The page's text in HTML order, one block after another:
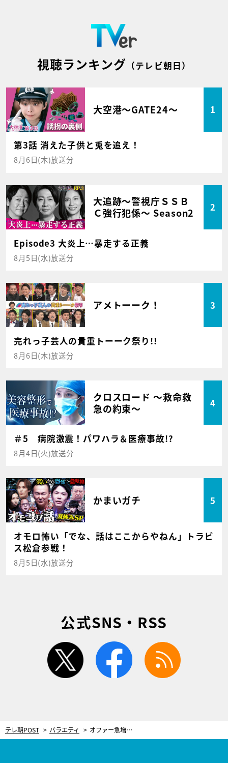
視聴ランキング （テレビ朝日）
大空港～GATE24～ 1
第3話 消えた子供と兎を追え！
8月6日(木)放送分
大追跡～警視庁ＳＳＢ
Ｃ強行犯係～ Season2
2
Episode3 大炎上…暴走する正義
8月5日(水)放送分
アメトーーク！ 3
売れっ子芸人の貴重トーーク祭り!!
8月6日(木)放送分
クロスロード ～救命救
急の約束～
4
＃5 病院激震！パワハラ＆医療事故!?
8月4日(火)放送分
かまいガチ 5
オモロ怖い「でな、話はここからやねん」トラビ
ス松倉参戦！
8月5日(水)放送分
公式SNS・RSS
twitter facebook
テレ朝POST バラエティ オファー急増、ハマカーン神田に新たな問題勃発！番組出演から7カ月…「危険な状態」